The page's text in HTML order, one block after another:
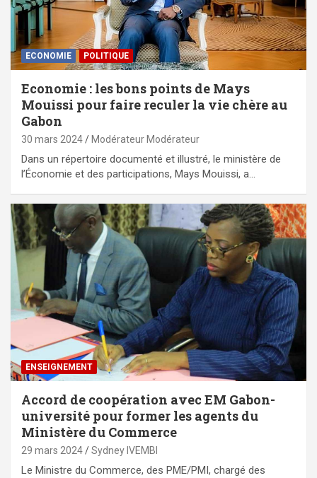
ECONOMIE POLITIQUE
Economie : les bons points de Mays
Mouissi pour faire reculer la vie chère au
Gabon
30 mars 2024 Modérateur Modérateur
Dans un répertoire documenté et illustré, le ministère de
l’Économie et des participations, Mays Mouissi, a…
ENSEIGNEMENT
Accord de coopération avec EM Gabon-
université pour former les agents du
Ministère du Commerce
29 mars 2024 Sydney IVEMBI
Le Ministre du Commerce, des PME/PMI, chargé des